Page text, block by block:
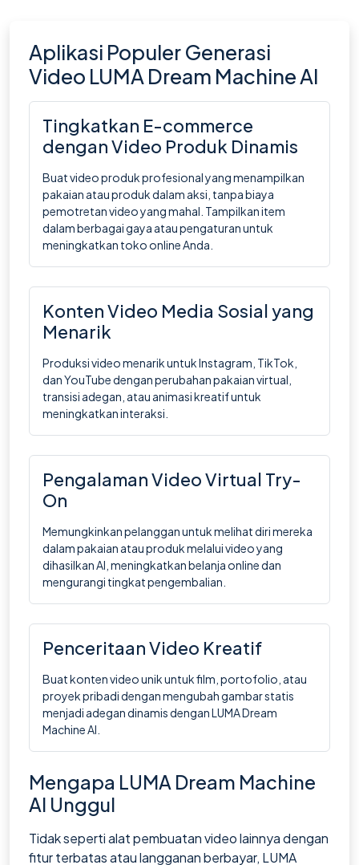
Aplikasi Populer Generasi
Video LUMA Dream Machine AI
Tingkatkan E-commerce
dengan Video Produk Dinamis
Buat video produk profesional yang menampilkan
pakaian atau produk dalam aksi, tanpa biaya
pemotretan video yang mahal. Tampilkan item
dalam berbagai gaya atau pengaturan untuk
meningkatkan toko online Anda.
Konten Video Media Sosial yang
Menarik
Produksi video menarik untuk Instagram, TikTok,
dan YouTube dengan perubahan pakaian virtual,
transisi adegan, atau animasi kreatif untuk
meningkatkan interaksi.
Pengalaman Video Virtual Try-
On
Memungkinkan pelanggan untuk melihat diri mereka
dalam pakaian atau produk melalui video yang
dihasilkan AI, meningkatkan belanja online dan
mengurangi tingkat pengembalian.
Penceritaan Video Kreatif
Buat konten video unik untuk film, portofolio, atau
proyek pribadi dengan mengubah gambar statis
menjadi adegan dinamis dengan LUMA Dream
Machine AI.
Mengapa LUMA Dream Machine
AI Unggul
Tidak seperti alat pembuatan video lainnya dengan
fitur terbatas atau langganan berbayar, LUMA